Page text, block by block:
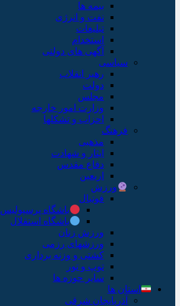
بیمه ها
نفت و انرژی
تبلیغات
استخدام
آگهی های دولتی
سیاسی
رهبر انقلاب
دولت
مجلس
وزارت امور خارجه
احزاب و تشکلها
فرهنگ
مذهبی
ایثار و شهادت
دفاع مقدس
اربعین
ورزش
فوتبال
باشگاه پرسپولیس
باشگاه استقلال
ورزش زنان
ورزشهای رزمی
کشتی و وزنه برداری
توپ و تور
سایر حوزه ها
استان ها
آذربایجان شرقی